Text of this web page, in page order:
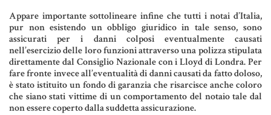
CERTIFICAZIONE ENERGETICA
DETRAZIONI 36-41-50 %
INDICI E TASSI
TARSU
Appare importante sottolineare infine che tutti i notai d’Italia,
pur non esistendo un obbligo giuridico in tale senso, sono
assicurati per i danni colposi eventualmente causati
nell’esercizio delle loro funzioni attraverso una polizza stipulata
direttamente dal Consiglio Nazionale con i Lloyd di Londra. Per
fare fronte invece all’eventualità di danni causati da fatto doloso,
è stato istituito un fondo di garanzia che risarcisce anche coloro
che siano stati vittime di un comportamento del notaio tale dal
non essere coperto dalla suddetta assicurazione.